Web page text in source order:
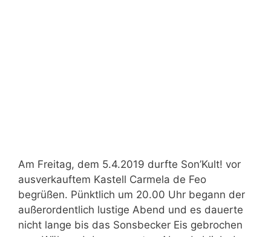
Am Freitag, dem 5.4.2019 durfte Son’Kult! vor
ausverkauftem Kastell Carmela de Feo
begrüßen. Pünktlich um 20.00 Uhr begann der
außerordentlich lustige Abend und es dauerte
nicht lange bis das Sonsbecker Eis gebrochen